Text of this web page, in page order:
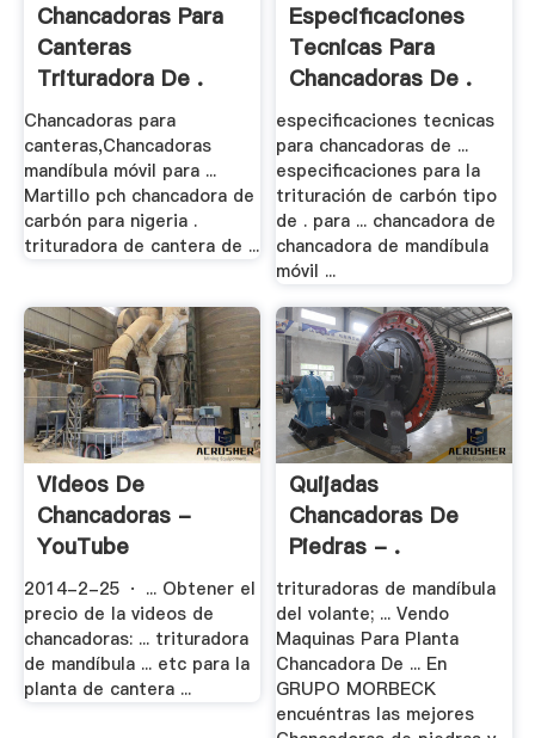
Chancadoras Para
Canteras
Trituradora De .
Chancadoras para
canteras,Chancadoras
mandíbula móvil para ...
Martillo pch chancadora de
carbón para nigeria .
trituradora de cantera de ...
Especificaciones
Tecnicas Para
Chancadoras De .
especificaciones tecnicas
para chancadoras de ...
especificaciones para la
trituración de carbón tipo
de . para ... chancadora de
chancadora de mandíbula
móvil ...
Videos De
Chancadoras -
YouTube
2014-2-25 · ... Obtener el
precio de la videos de
chancadoras: ... trituradora
de mandíbula ... etc para la
planta de cantera ...
Quijadas
Chancadoras De
Piedras - .
trituradoras de mandíbula
del volante; ... Vendo
Maquinas Para Planta
Chancadora De ... En
GRUPO MORBECK
encuéntras las mejores